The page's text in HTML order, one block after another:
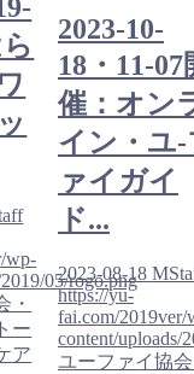
wp-
05/rogo.png
・
ー
ア
2023-10-
18・11-07
催：オン
イン・ユ-
ァイガイ
ド...
2023-08-18
https://yu-
fai.com/2019ver/
content/uploads/
ユーファイ協会